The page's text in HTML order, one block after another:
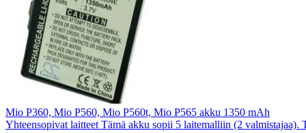
Mio P360, Mio P560, Mio P560t, Mio P565 akku 1350 mAh
Yhteensopivat laitteet Tämä akku sopii 5 laitemalliin (2 valmistajaa).